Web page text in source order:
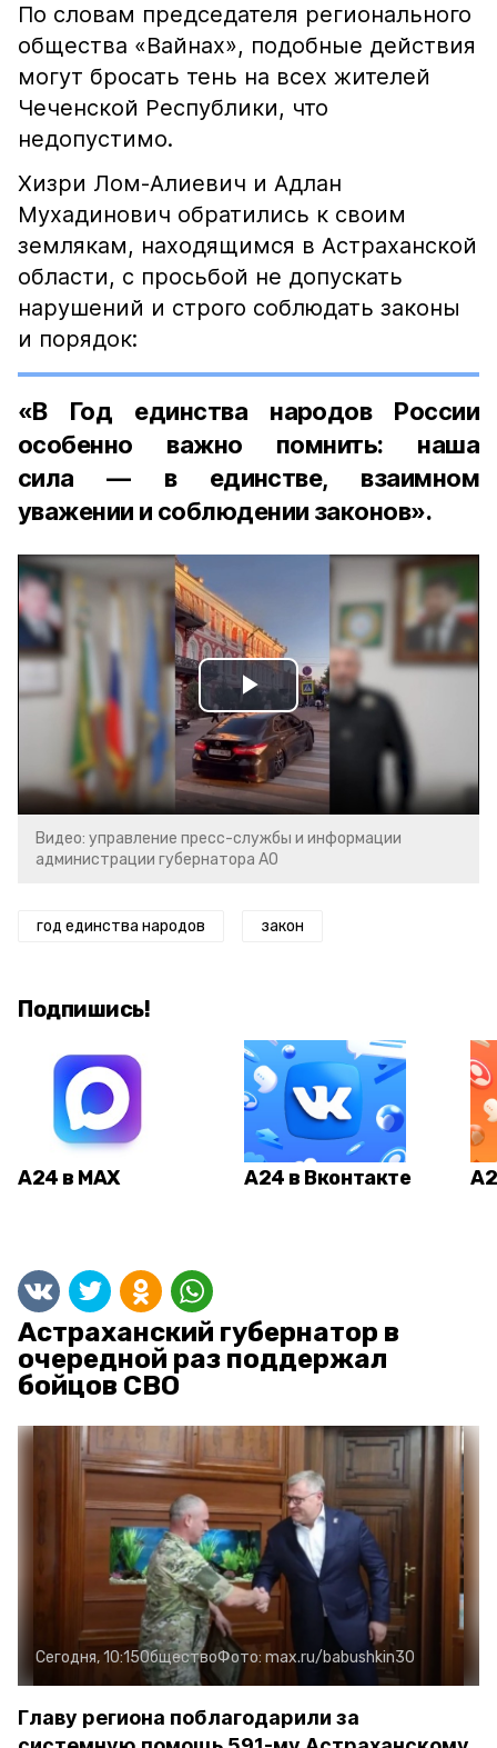
По словам председателя регионального
общества «Вайнах», подобные действия
могут бросать тень на всех жителей
Чеченской Республики, что
недопустимо.
Хизри Лом-Алиевич и Адлан
Мухадинович обратились к своим
землякам, находящимся в Астраханской
области, с просьбой не допускать
нарушений и строго соблюдать законы
и порядок:
«В Год единства народов России
особенно важно помнить: наша
сила — в единстве, взаимном
уважении и соблюдении законов».
Play
Video
Видео: управление пресс-службы и информации
администрации губернатора АО
год единства народов закон
Подпишись!
А24 в MAX А24 в Вконтакте
Астраханский губернатор в
очередной раз поддержал
бойцов СВО
Сегодня, 10:15ОбществоФото: max.ru/babushkin30
Главу региона поблагодарили за